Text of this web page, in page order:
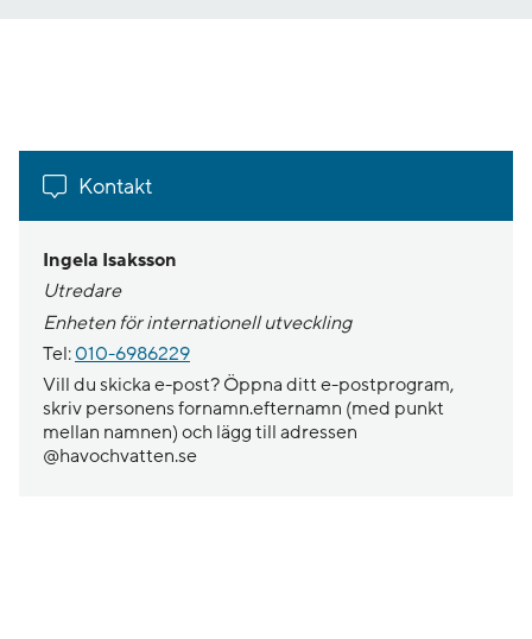
Kontakt
Ingela Isaksson
Utredare
Enheten för internationell utveckling
Tel: 010-6986229
Vill du skicka e-post? Öppna ditt e-postprogram,
skriv personens fornamn.efternamn (med punkt
mellan namnen) och lägg till adressen
@havochvatten.se